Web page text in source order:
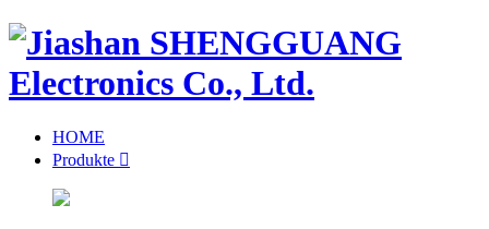
HOME
Produkte 